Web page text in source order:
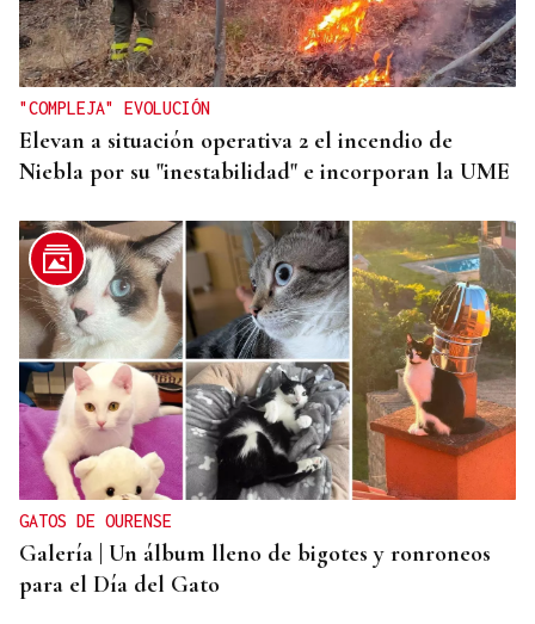
"COMPLEJA" EVOLUCIÓN
Elevan a situación operativa 2 el incendio de
Niebla por su "inestabilidad" e incorporan la UME
GATOS DE OURENSE
Galería | Un álbum lleno de bigotes y ronroneos
para el Día del Gato